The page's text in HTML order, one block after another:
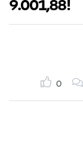
9.001,88!
0